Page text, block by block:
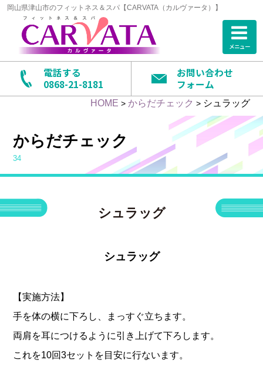
岡山県津山市のフィットネス＆スパ【CARVATA（カルヴァータ）】
メニュー
電話する
0868-21-8181
お問い合わせ
フォーム
HOME > からだチェック > シュラッグ
からだチェック
34
シュラッグ
シュラッグ
【実施方法】
手を体の横に下ろし、まっすぐ立ちます。
両肩を耳につけるように引き上げて下ろします。
これを10回3セットを目安に行ないます。